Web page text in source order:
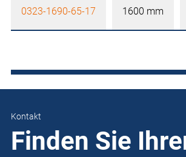
0323-1690-65-17 1600 mm
Kontakt
Finden Sie